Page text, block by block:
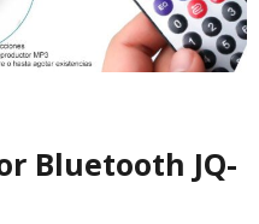
Bluetooth JQ-